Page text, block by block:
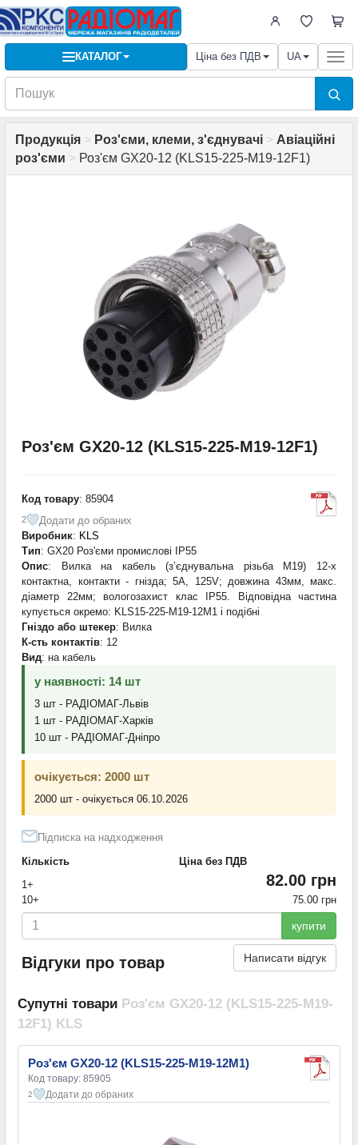
КАТАЛОГ Ціна без ПДВ UA
Продукція > Роз'єми, клеми, з'єднувачі > Авіаційні
роз'єми > Роз'єм GX20-12 (KLS15-225-M19-12F1)
Роз'єм GX20-12 (KLS15-225-M19-12F1)
Код товару: 85904
2
Додати до обраних
Виробник: KLS
Тип: GX20 Роз'єми промислові IP55
Опис: Вилка на кабель (з’єднувальна різьба М19) 12-х
контактна, контакти - гнізда; 5А, 125V; довжина 43мм, макс.
діаметр 22мм; вологозахист клас IP55. Відповідна частина
купується окремо: KLS15-225-M19-12M1 і подібні
Гніздо або штекер: Вилка
К-сть контактів: 12
Вид: на кабель
у наявності: 14 шт
3 шт - РАДІОМАГ-Львів
1 шт - РАДІОМАГ-Харків
10 шт - РАДІОМАГ-Дніпро
очікується: 2000 шт
2000 шт - очікується 06.10.2026
Підписка на надходження
Кількість
Ціна без ПДВ
1+
82.00 грн
10+ 75.00 грн
купити
Відгуки про товар Написати відгук
Супутні товари Роз'єм GX20-12 (KLS15-225-M19-
12F1) KLS
Роз'єм GX20-12 (KLS15-225-M19-12M1)
Код товару: 85905
2 Додати до обраних